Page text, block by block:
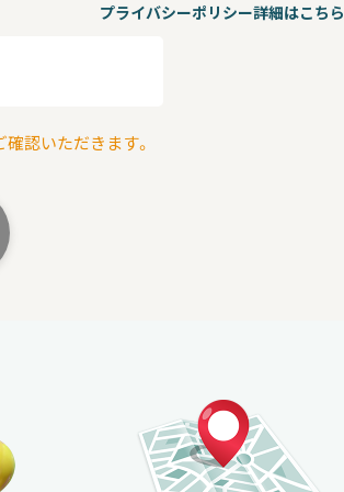
プライバシーポリシー詳細はこちら
認いただきます。